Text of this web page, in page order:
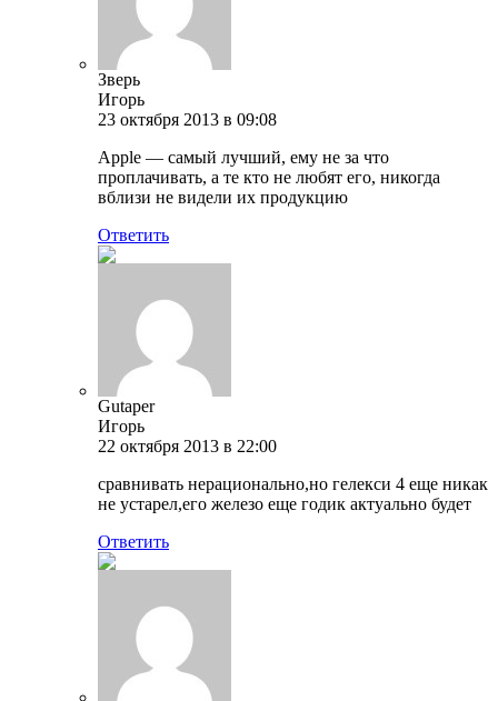
Зверь
Игорь
23 октября 2013 в 09:08
Apple — самый лучший, ему не за что
проплачивать, а те кто не любят его, никогда
вблизи не видели их продукцию
Ответить
Gutaper
Игорь
22 октября 2013 в 22:00
сравнивать нерационально,но гелекси 4 еще никак
не устарел,его железо еще годик актуально будет
Ответить